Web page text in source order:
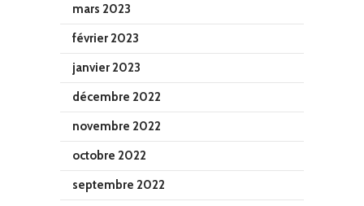
mars 2023
février 2023
janvier 2023
décembre 2022
novembre 2022
octobre 2022
septembre 2022